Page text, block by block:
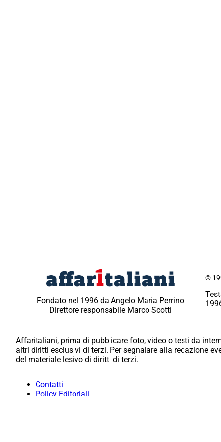
Fondato nel 1996 da Angelo Maria Perrino
Direttore responsabile Marco Scotti
©
Affaritaliani, prima di pubblicare foto, video o testi da
altri diritti esclusivi di terzi. Per segnalare alla redazione
del materiale lesivo di diritti di terzi.
Contatti
Policy Editoriali